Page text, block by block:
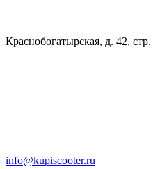
Краснобогатырская, д. 42, стр.
info@kupiscooter.ru